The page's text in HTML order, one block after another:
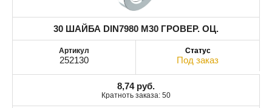
30 ШАЙБА DIN7980 М30 ГРОВЕР. ОЦ.
252130 Под заказ
8,74 руб.
Кратноть заказа: 50